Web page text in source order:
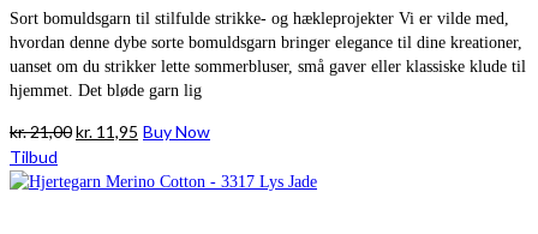
Sort bomuldsgarn til stilfulde strikke- og hækleprojekter Vi er vilde med,
hvordan denne dybe sorte bomuldsgarn bringer elegance til dine kreationer,
uanset om du strikker lette sommerbluser, små gaver eller klassiske klude til
hjemmet. Det bløde garn lig
kr.21,00Den
pris
kr. 11,95 Den
pris
Buy Now
Tilbud